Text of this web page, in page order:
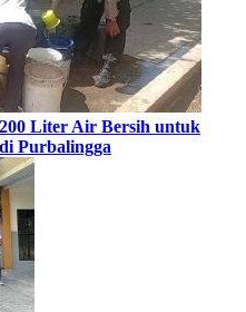
Liter Air Bersih untuk
Purbalingga